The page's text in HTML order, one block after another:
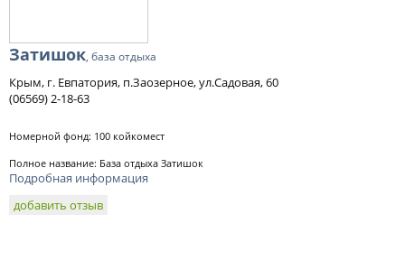
Затишок, база отдыха
Крым, г. Евпатория, п.Заозерное, ул.Садовая, 60
(06569) 2-18-63
Номерной фонд: 100 койкомест
Полное название: База отдыха Затишок
Подробная информация
добавить отзыв